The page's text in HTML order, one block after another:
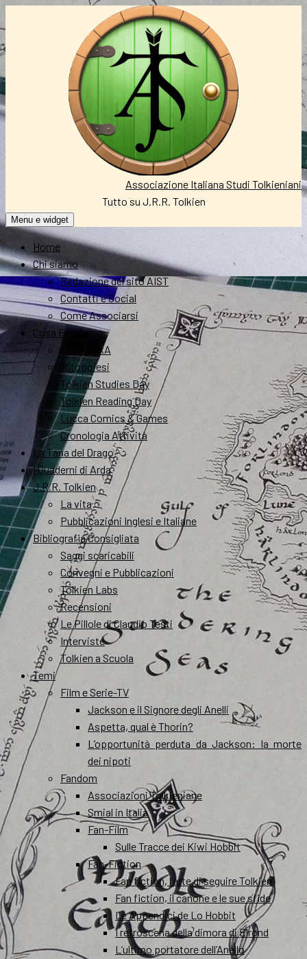
al
contenuto
Associazione Italiana Studi Tolkieniani
Tutto su J.R.R. Tolkien
Menu e widget
Home
Chi siamo
Redazione del sito AIST
Contatti e Social
Come Associarsi
Cosa Facciamo
FantastikA
Mitopoiesi
Tolkien Studies Day
Tolkien Reading Day
Lucca Comics & Games
Cronologia Attività
La Tana del Drago
I Quaderni di Arda
J.R.R. Tolkien
La vita
Pubblicazioni Inglesi e Italiane
Bibliografia Consigliata
Saggi scaricabili
Convegni e Pubblicazioni
Tolkien Labs
Recensioni
Le Pillole di Claudio Testi
Interviste
Tolkien a Scuola
Temi
Film e Serie-TV
Jackson e il Signore degli Anelli
Aspetta, qual è Thorin?
L’opportunità perduta da Jackson: la morte
dei nipoti
Fandom
Associazioni Tolkieniane
Smial in Italia
Fan-Film
Sulle Tracce dei Kiwi Hobbit
Fan-Fiction
Fan fiction, l’arte di seguire Tolkien
Fan fiction, il canone e le sue sfide
Le Appendici de Lo Hobbit
I retroscena della dimora di Elrond
L’ultimo portatore dell’Anello